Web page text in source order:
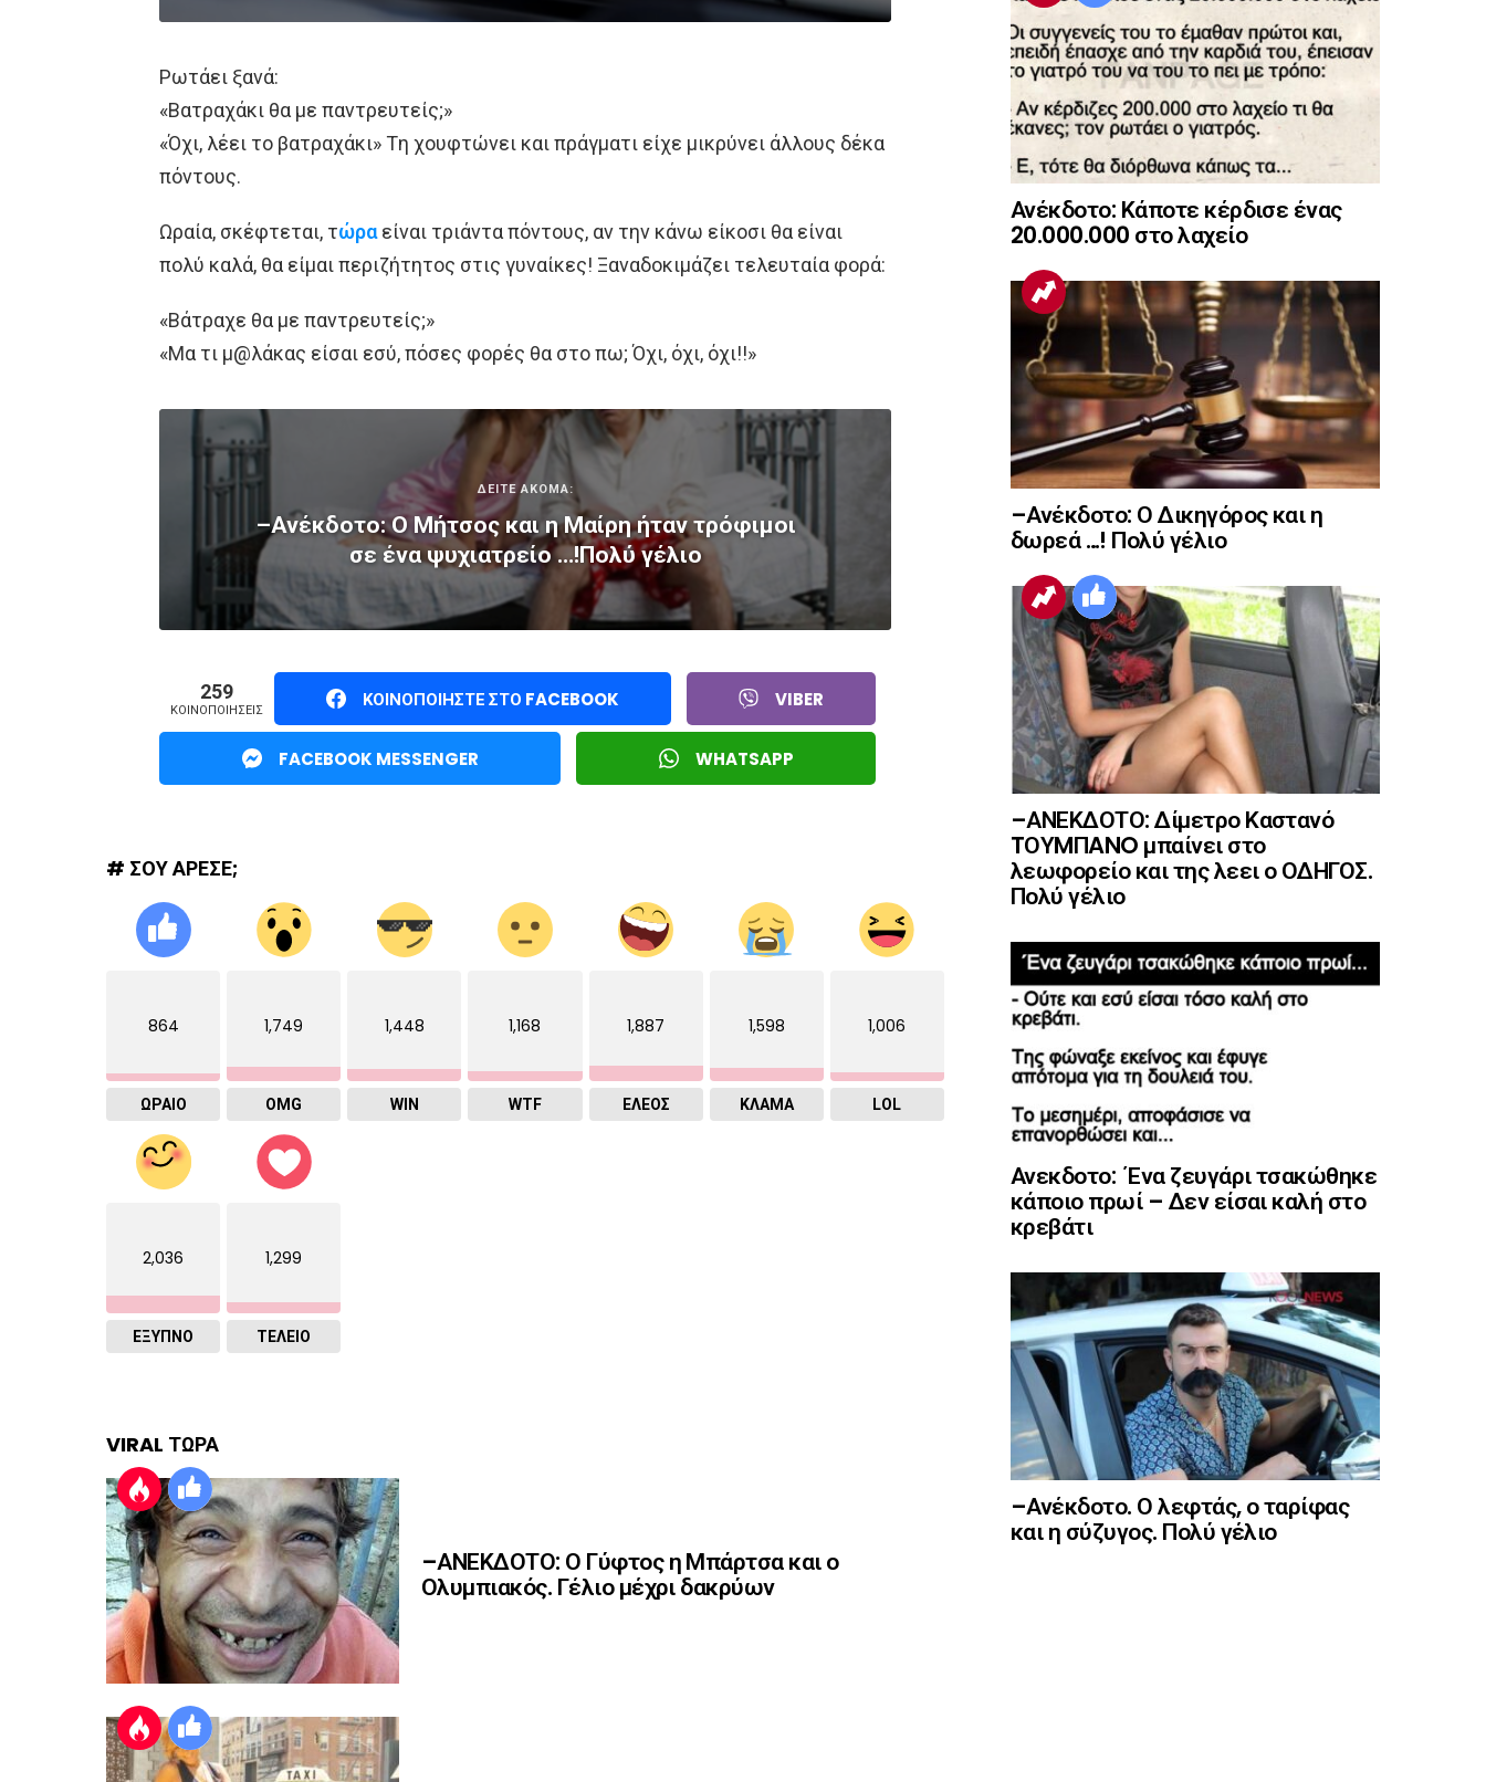
Ρωτάει ξανά:
«Βατραχάκι θα με παντρευτείς;»
«Όχι, λέει το βατραχάκι» Tη χουφτώνει και πράγματι είχε μικρύνει άλλους δέκα
πόντους.
Ωραία, σκέφτεται, τώραείναι τριάντα πόντους, αν την κάνω είκοσι θα είναι
πολύ καλά, θα είμαι περιζήτητος στις γυναίκες! Ξαναδοκιμάζει τελευταία φορά:
«Βάτραχε θα με παντρευτείς;»
«Μα τι μ@λάκας είσαι εσύ, πόσες φορές θα στο πω; Όχι, όχι, όχι!!»
ΔΕΙΤΕ ΑΚΟΜΑ:
–Ανέκδοτο: Ο Μήτσος και η Μαίρη ήταν τρόφιμοι
σε ένα ψυχιατρείο …!Πολύ γέλιο
259
ΚΟΙΝΟΠΟΙΉΣΕΙΣ ΚΟΙΝΟΠΟΙΉΣΤΕ ΣΤΟ FACEBOOK VIBER
FACEBOOK MESSENGER WHATSAPP
# ΣΟΥ ΑΡΕΣΕ;
864
ΩΡΑΙΟ
1,749
OMG
1,448
WIN
1,168
WTF
1,887
ΕΛΕΟΣ
1,598
ΚΛΑΜΑ
1,006
LOL
2,036
ΈΞΥΠΝΟ
1,299
ΤΕΛΕΙΟ
VIRAL ΤΩΡΑ
–ΑΝΕΚΔΟΤΟ: Ο Γύφτος η Μπάρτσα και ο
Ολυμπιακός. Γέλιο μέχρι δακρύων
Ανέκδοτο: Κάποτε κέρδισε ένας
20.000.000 στο λαχείο
–Ανέκδοτο: Ο Δικηγόρος και η
δωρεά …! Πολύ γέλιο
–ΑΝΕΚΔΟΤΟ: Δίμετρο Καστανό
TΟΥMΠANO μπαίνει στο
λεωφορείο και της λεει ο ΟΔΗΓΟΣ.
Πολύ γέλιο
Ανεκδοτο: ΄Ενα ζευγάρι τσακώθηκε
κάποιο πρωί – Δεν είσαι καλή στο
κρεβάτι
–Ανέκδοτο. Ο λεφτάς, ο ταρίφας
και η σύζυγος. Πολύ γέλιο